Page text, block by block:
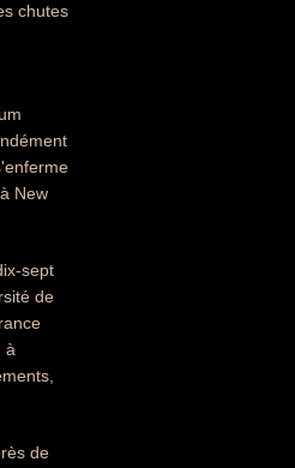
chutes
New
sept
de
à
de